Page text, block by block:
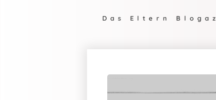
Das Eltern